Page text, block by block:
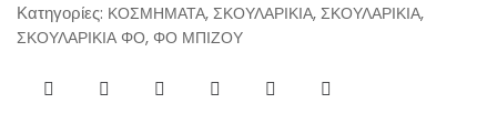
i
t
Κατηγορίες: ΚΟΣΜΗΜΑΤΑ, ΣΚΟΥΛΑΡΙΚΙΑ, ΣΚΟΥΛΑΡΙΚΙΑ,
ΣΚΟΥΛΑΡΙΚΙΑ ΦΟ, ΦΟ ΜΠΙΖΟΥ